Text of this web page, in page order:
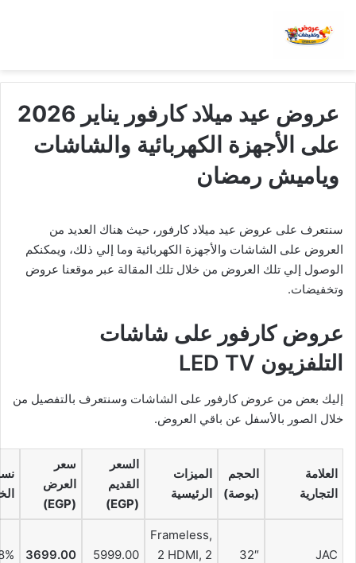
عروض عيد ميلاد كارفور يناير 2026
على الأجهزة الكهربائية والشاشات
وياميش رمضان
سنتعرف على عروض عيد ميلاد كارفور، حيث هناك العديد من
العروض على الشاشات والأجهزة الكهربائية وما إلي ذلك، ويمكنكم
الوصول إلي تلك العروض من خلال تلك المقالة عبر موقعنا عروض
وتخفيضات.
عروض كارفور على شاشات
التلفزيون LED TV
إليك بعض من عروض كارفور على الشاشات وسنتعرف بالتفصيل من
خلال الصور بالأسفل عن باقي العروض.
العلامة
التجارية
الحجم
(بوصة)
الميزات
الرئيسية
السعر
القديم
(EGP)
سعر
العرض
(EGP)
JAC
32″
Frameless,
2 HDMI, 2
5999.00
3699.00